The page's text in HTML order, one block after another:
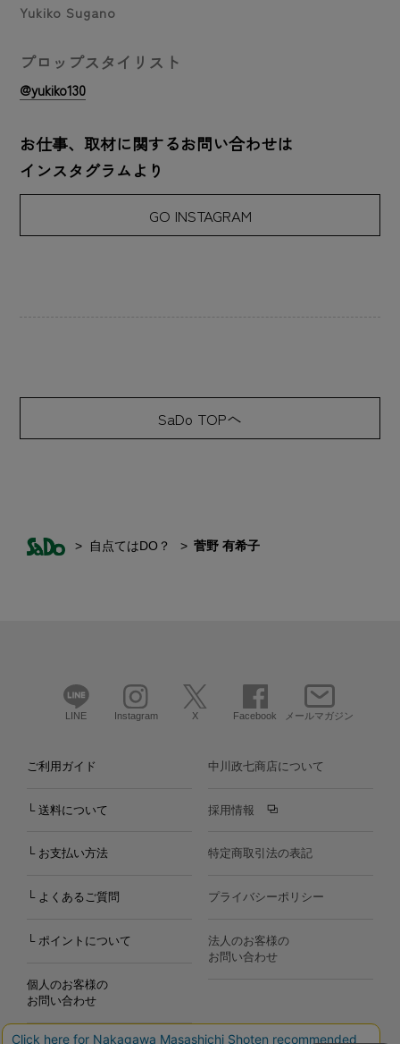
Yukiko Sugano
プロップスタイリスト
@yukiko130
お仕事、取材に関するお問い合わせは
インスタグラムより
GO INSTAGRAM
SaDo TOPへ
自点てはDO？ 菅野 有希子
LINE Instagram X Facebook メールマガジン
ご利用ガイド
└ 送料について
└ お支払い方法
└ よくあるご質問
└ ポイントについて
個人のお客様の
お問い合わせ
中川政七商店について
採用情報
特定商取引法の表記
プライバシーポリシー
法人のお客様の
お問い合わせ